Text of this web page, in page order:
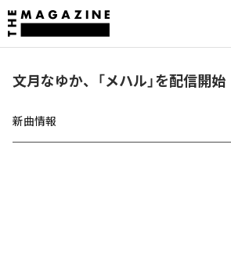
文月なゆか、「メハル」を配信開始
新曲情報